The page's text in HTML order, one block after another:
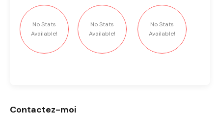
No Stats
Available!
No Stats
Available!
No Stats
Available!
Contactez-moi